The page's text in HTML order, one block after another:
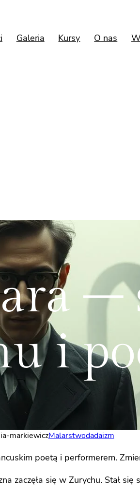
Galeria Kursy O nas
–
i
markiewiczMalarstwodadaizm
poetą i performerem.
zaczęła się w Zurychu. Stał